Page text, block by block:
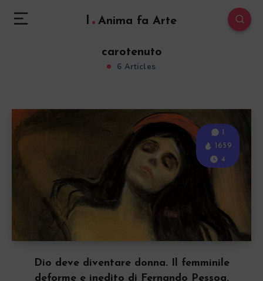
l Anima fa Arte
carotenuto
6 Articles
Dio deve diventare donna. Il femminile
deforme e inedito di Fernando Pessoa.
1
1659
4